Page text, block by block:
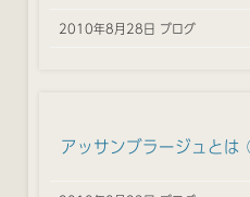
2010年8月28日 ブログ
アッサンブラージュと